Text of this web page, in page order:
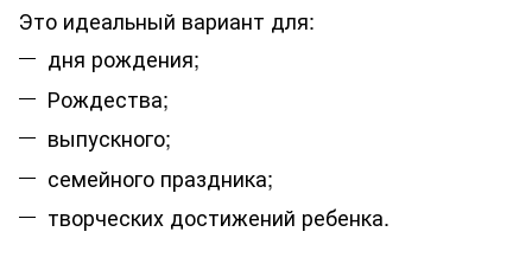
Это идеальный вариант для:
дня рождения;
Рождества;
выпускного;
семейного праздника;
творческих достижений ребенка.